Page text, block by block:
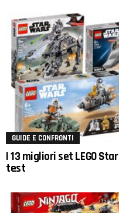
GUIDE E CONFRONTI
I 13 migliori set LEGO
test